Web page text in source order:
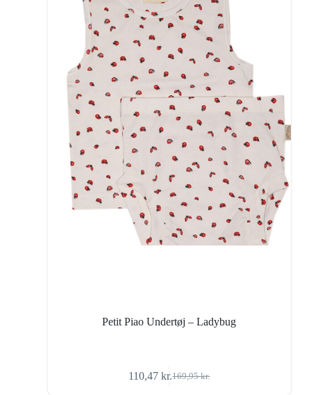
Petit Piao Undertøj – Ladybug
169,95kr.
Den
110,47kr.Den